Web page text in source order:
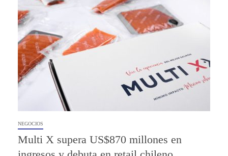
NEGOCIOS
Multi X supera US$870 millones en